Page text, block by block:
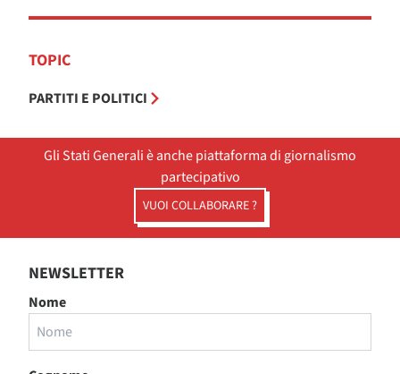
TOPIC
PARTITI E POLITICI
Gli Stati Generali è anche piattaforma di giornalismo
partecipativo
VUOI COLLABORARE ?
NEWSLETTER
Nome